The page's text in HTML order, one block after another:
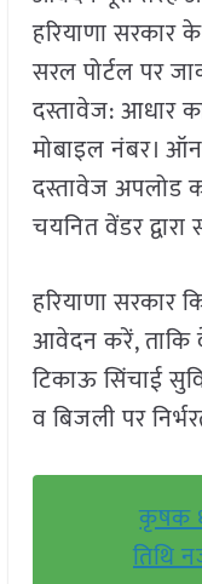
हरियाणा सरकार के
सरल पोर्टल पर
दस्तावेज: आधार
मोबाइल नंबर।
दस्तावेज अपलोड
चयनित वेंडर
हरियाणा सरकार
आवेदन करें, ताकि
टिकाऊ सिंचाई
व बिजली पर
कृषक
तिथि